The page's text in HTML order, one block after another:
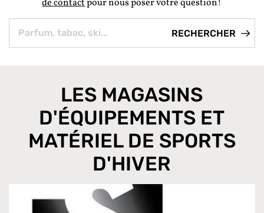
de contactpour nous poser votre question!
LES MAGASINS
D'ÉQUIPEMENTS ET
MATÉRIEL DE SPORTS
D'HIVER